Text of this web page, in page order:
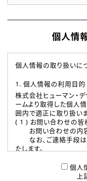
個人情
個人情報の取り扱いに
1. 個人情報の利用目的
株式会社ヒューマン・
ームより取得した個人
囲内で適正に取り扱いま
( 1 ) お問い合わせの皆
お問い合わせの内容
なお、ご連絡手段は
たします。
本登録に関するご連
個人
上